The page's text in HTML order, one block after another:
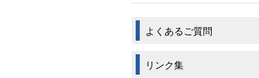
よくあるご質問
リンク集